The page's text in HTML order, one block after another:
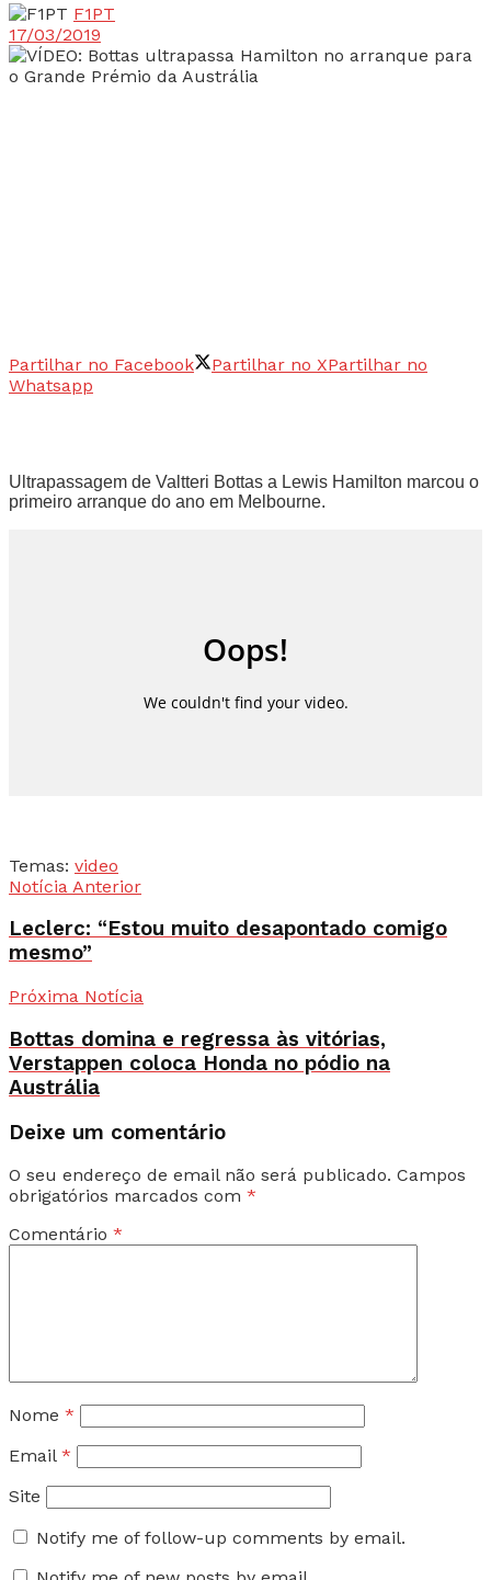
F1PT
17/03/2019
Partilhar no Facebook Partilhar no XPartilhar no
Whatsapp
Ultrapassagem de Valtteri Bottas a Lewis Hamilton marcou o
primeiro arranque do ano em Melbourne.
Temas: video
Notícia Anterior
Leclerc: “Estou muito desapontado comigo
mesmo”
Próxima Notícia
Bottas domina e regressa às vitórias,
Verstappen coloca Honda no pódio na
Austrália
Deixe um comentário
O seu endereço de email não será publicado. Campos
obrigatórios marcados com *
Comentário *
Nome *
Email *
Site
Notify me of follow-up comments by email.